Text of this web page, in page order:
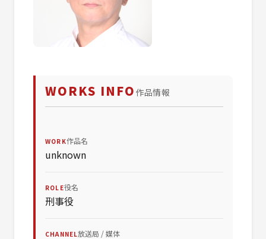
WORKS INFO 作品情報
WORK作品名
unknown
ROLE役名
刑事役
CHANNEL放送局 / 媒体